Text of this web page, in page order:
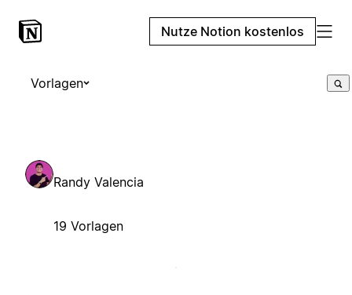
Nutze Notion kostenlos
Vorlagen
Randy Valencia
19 Vorlagen